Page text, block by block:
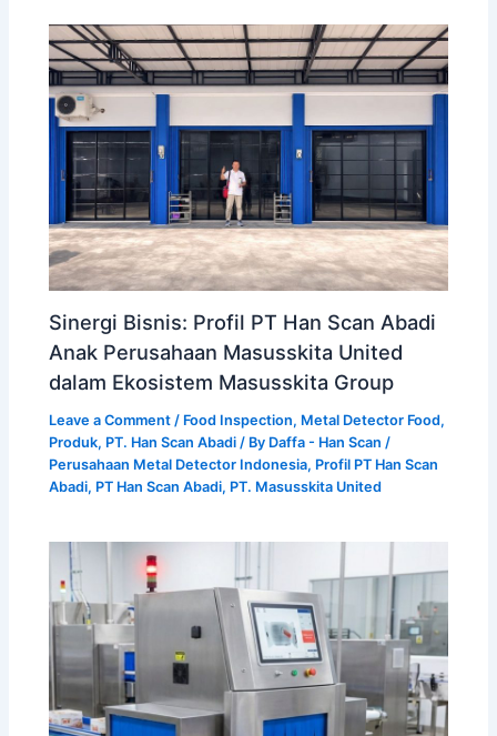
Sinergi Bisnis: Profil PT Han Scan Abadi
Anak Perusahaan Masusskita United
dalam Ekosistem Masusskita Group
Leave a Comment / Food Inspection, Metal Detector Food,
Produk, PT. Han Scan Abadi / By Daffa - Han Scan /
Perusahaan Metal Detector Indonesia, Profil PT Han Scan
Abadi, PT Han Scan Abadi, PT. Masusskita United